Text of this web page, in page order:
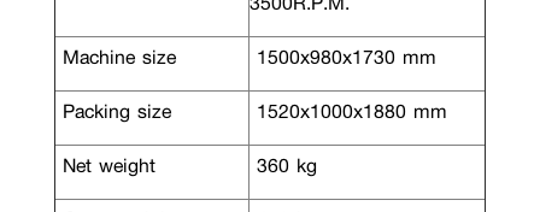
Machine size
1500x980x1730 mm
Packing size
1520x1000x1880 mm
Net weight
360 kg